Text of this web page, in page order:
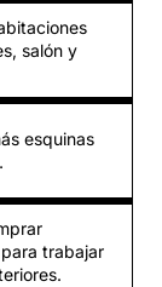
salón y
esquinas
trabajar